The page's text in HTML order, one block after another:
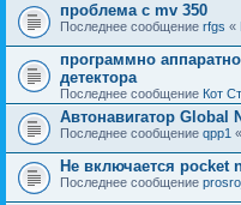
проблема с mv 350
Последнее сообщение rfgs «
программно
детектора
Последнее сообщение Кот
Автонавигатор Global
Последнее сообщение qpp1 «
Не включается pocket
Последнее сообщение